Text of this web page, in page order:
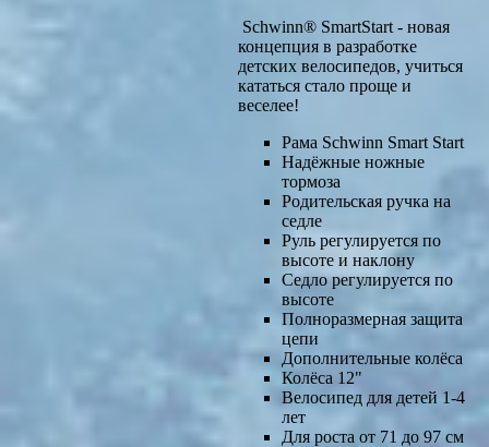
Schwinn® SmartStart - новая
концепция в разработке
детских велосипедов, учиться
кататься стало проще и
веселее!
Рама Schwinn Smart Start
Надёжные ножные
тормоза
Родительская ручка на
седле
Руль регулируется по
высоте и наклону
Седло регулируется по
высоте
Полноразмерная защита
цепи
Дополнительные колёса
Колёса 12"
Велосипед для детей 1-4
лет
Для роста от 71 до 97 см